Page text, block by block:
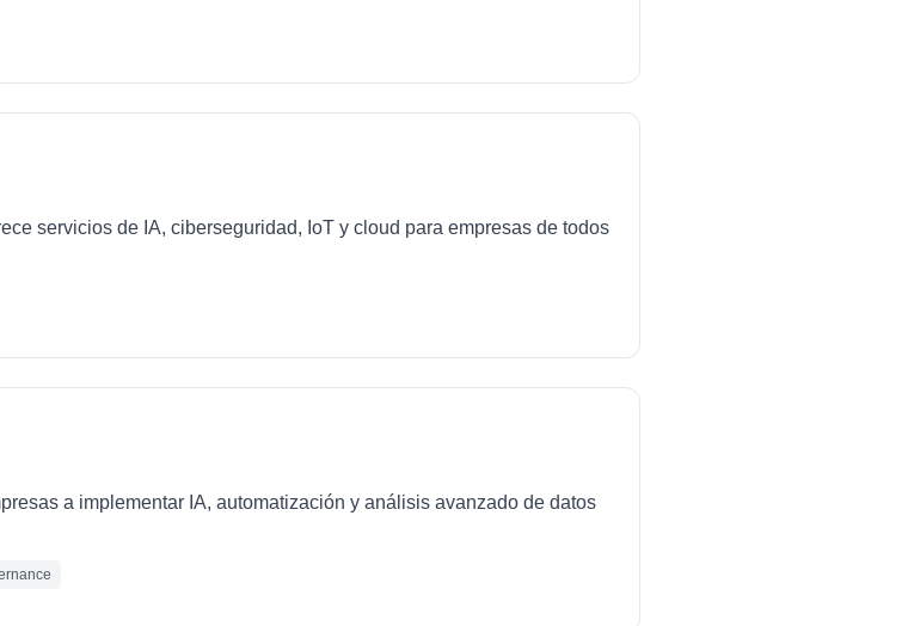
servicios de IA, ciberseguridad, IoT y cloud para empresas de todos
a implementar IA, automatización y análisis avanzado de datos